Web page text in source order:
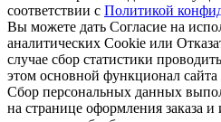
соответствии с Политикой
Вы можете дать Согласие на
аналитических Cookie или
случае сбор статистики
этом основной функционал сайта
Сбор персональных данных
на странице оформления заказа